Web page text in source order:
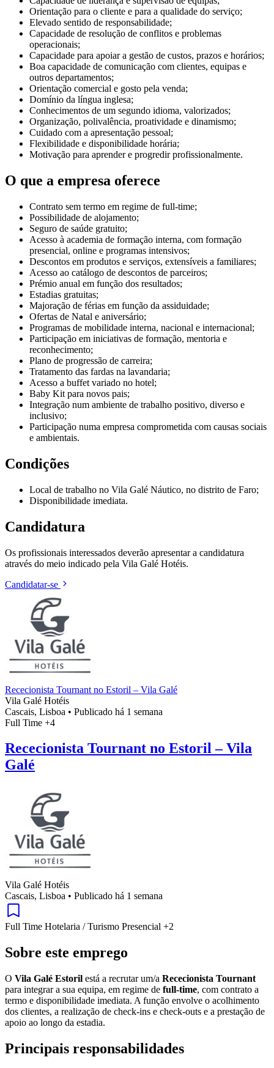
Orientação para o cliente e para a qualidade do serviço;
Elevado sentido de responsabilidade;
Capacidade de resolução de conflitos e problemas
operacionais;
Capacidade para apoiar a gestão de custos, prazos e horários;
Boa capacidade de comunicação com clientes, equipas e
outros departamentos;
Orientação comercial e gosto pela venda;
Domínio da língua inglesa;
Conhecimentos de um segundo idioma, valorizados;
Organização, polivalência, proatividade e dinamismo;
Cuidado com a apresentação pessoal;
Flexibilidade e disponibilidade horária;
Motivação para aprender e progredir profissionalmente.
O que a empresa oferece
Contrato sem termo em regime de full-time;
Possibilidade de alojamento;
Seguro de saúde gratuito;
Acesso à academia de formação interna, com formação
presencial, online e programas intensivos;
Descontos em produtos e serviços, extensíveis a familiares;
Acesso ao catálogo de descontos de parceiros;
Prémio anual em função dos resultados;
Estadias gratuitas;
Majoração de férias em função da assiduidade;
Ofertas de Natal e aniversário;
Programas de mobilidade interna, nacional e internacional;
Participação em iniciativas de formação, mentoria e
reconhecimento;
Plano de progressão de carreira;
Tratamento das fardas na lavandaria;
Acesso a buffet variado no hotel;
Baby Kit para novos pais;
Integração num ambiente de trabalho positivo, diverso e
inclusivo;
Participação numa empresa comprometida com causas sociais
e ambientais.
Condições
Local de trabalho no Vila Galé Náutico, no distrito de Faro;
Disponibilidade imediata.
Candidatura
Os profissionais interessados deverão apresentar a candidatura
através do meio indicado pela Vila Galé Hotéis.
Candidatar-se
Rececionista Tournant no Estoril – Vila Galé
Vila Galé Hotéis
Cascais, Lisboa • Publicado há 1 semana
Full Time +4
Rececionista Tournant no Estoril – Vila
Galé
Vila Galé Hotéis
Cascais, Lisboa • Publicado há 1 semana
Full Time Hotelaria / Turismo Presencial +2
Sobre este emprego
O Vila Galé Estoril está a recrutar um/a Rececionista Tournant
para integrar a sua equipa, em regime de full-time, com contrato a
termo e disponibilidade imediata. A função envolve o acolhimento
dos clientes, a realização de check-ins e check-outs e a prestação de
apoio ao longo da estadia.
Principais responsabilidades